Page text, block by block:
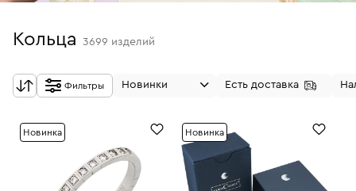
Кольца 3699 изделий
Фильтры Новинки Есть доставка
Новинка Новинка